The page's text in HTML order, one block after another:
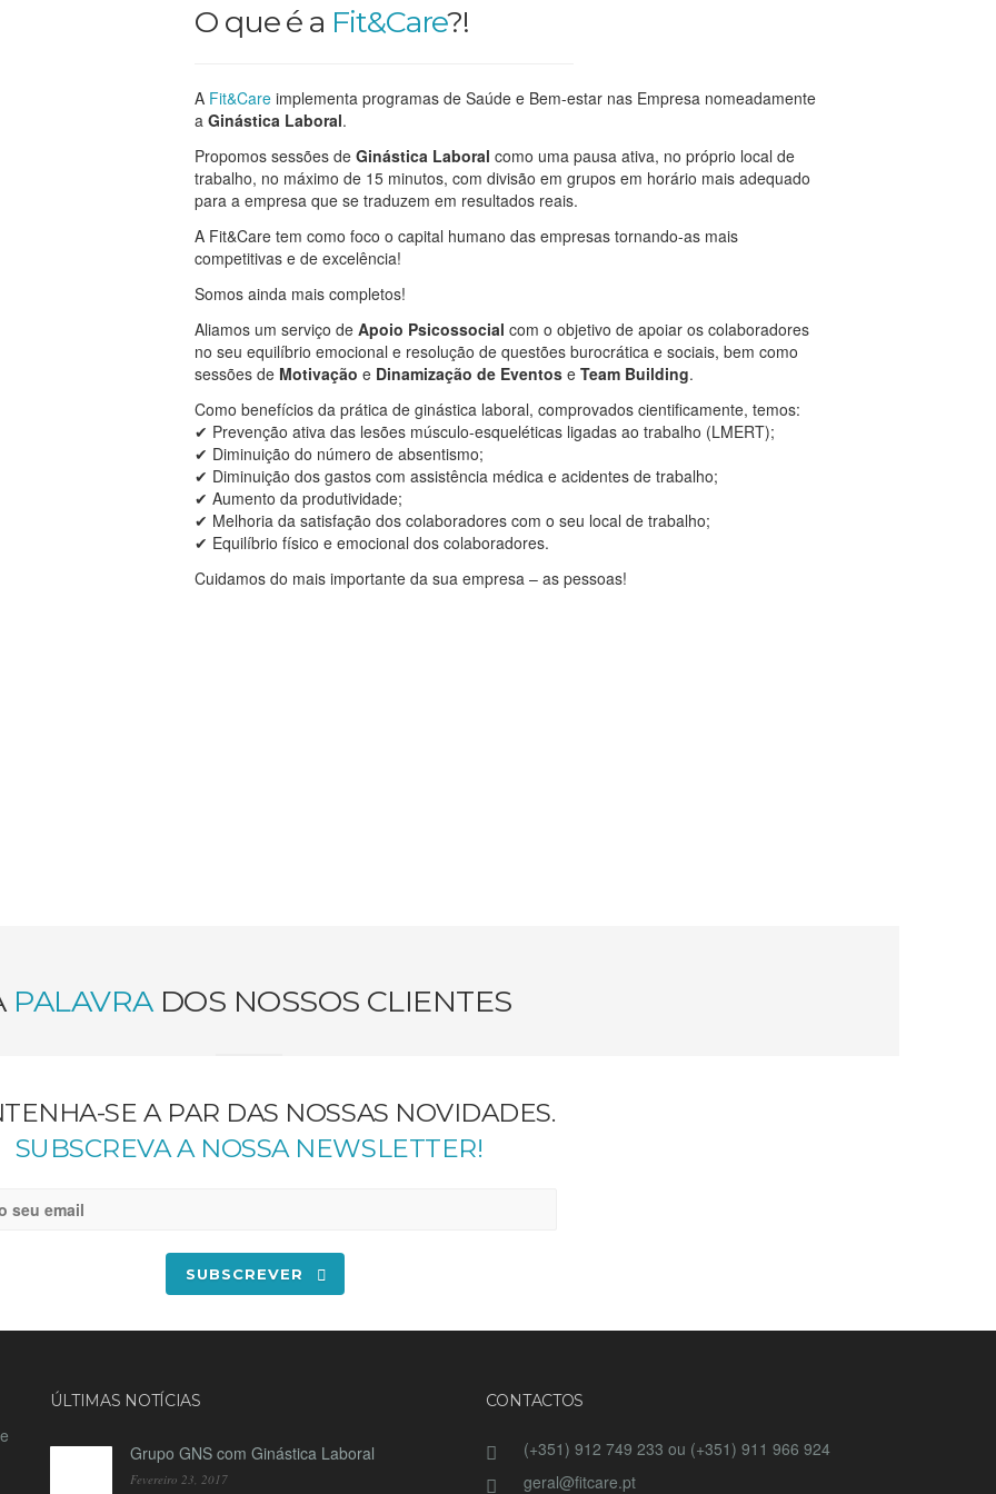
O que é a Fit&Care?!
A Fit&Careimplementa programas de Saúde e Bem-estar nas Empresa nomeadamente
a Ginástica Laboral.
Propomos sessões de Ginástica Laboral como uma pausa ativa, no próprio local de
trabalho, no máximo de 15 minutos, com divisão em grupos em horário mais adequado
para a empresa que se traduzem em resultados reais.
A Fit&Care tem como foco o capital humano das empresas tornando-as mais
competitivas e de excelência!
Somos ainda mais completos!
Aliamos um serviço de Apoio Psicossocial com o objetivo de apoiar os colaboradores
no seu equilíbrio emocional e resolução de questões burocrática e sociais, bem como
sessões de Motivação e Dinamização de Eventose Team Building.
Como benefícios da prática de ginástica laboral, comprovados cientificamente, temos:
✔ Prevenção ativa das lesões músculo-esqueléticas ligadas ao trabalho (LMERT);
✔ Diminuição do número de absentismo;
✔ Diminuição dos gastos com assistência médica e acidentes de trabalho;
✔ Aumento da produtividade;
✔ Melhoria da satisfação dos colaboradores com o seu local de trabalho;
✔ Equilíbrio físico e emocional dos colaboradores.
Cuidamos do mais importante da sua empresa – as pessoas!
PALAVRADOS NOSSOS CLIENTES
SE A PAR DAS NOSSAS NOVIDADES.
SUBSCREVA A NOSSA NEWSLETTER!
SUBSCREVER
ÚLTIMAS NOTÍCIAS
Grupo GNS com Ginástica Laboral
Fevereiro 23, 2017
CONTACTOS
(+351) 912 749 233 ou (+351) 911 966 924
geral@fitcare.pt